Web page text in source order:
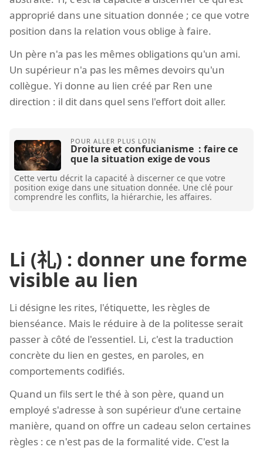
approprié dans une situation donnée ; ce que votre
position dans la relation vous oblige à faire.
Un père n'a pas les mêmes obligations qu'un ami.
Un supérieur n'a pas les mêmes devoirs qu'un
collègue. Yi donne au lien créé par Ren une
direction : il dit dans quel sens l'effort doit aller.
Droiture et confucianisme : faire ce
que la situation exige de vous
Cette vertu décrit la capacité à discerner ce que votre
position exige dans une situation donnée. Une clé pour
comprendre les conflits, la hiérarchie, les affaires.
Li (礼) : donner une forme
visible au lien
Li désigne les rites, l'étiquette, les règles de
bienséance. Mais le réduire à de la politesse serait
passer à côté de l'essentiel. Li, c'est la traduction
concrète du lien en gestes, en paroles, en
comportements codifiés.
Quand un fils sert le thé à son père, quand un
employé s'adresse à son supérieur d'une certaine
manière, quand on offre un cadeau selon certaines
règles : ce n'est pas de la formalité vide. C'est la